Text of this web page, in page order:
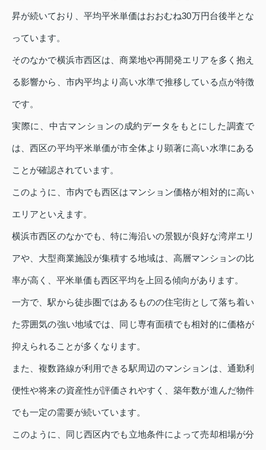
昇が続いており、平均平米単価はおおむね30万円台後半とな
っています。
そのなかで横浜市西区は、商業地や再開発エリアを多く抱え
る影響から、市内平均より高い水準で推移している点が特徴
です。
実際に、中古マンションの成約データをもとにした調査で
は、西区の平均平米単価が市全体より顕著に高い水準にある
ことが確認されています。
このように、市内でも西区はマンション価格が相対的に高い
エリアといえます。
横浜市西区のなかでも、特に海沿いの景観が良好な湾岸エリ
アや、大型商業施設が集積する地域は、高層マンションの比
率が高く、平米単価も西区平均を上回る傾向があります。
一方で、駅から徒歩圏ではあるものの住宅街として落ち着い
た雰囲気の強い地域では、同じ専有面積でも相対的に価格が
抑えられることが多くなります。
また、複数路線が利用できる駅周辺のマンションは、通勤利
便性や将来の資産性が評価されやすく、築年数が進んだ物件
でも一定の需要が続いています。
このように、同じ西区内でも立地条件によって売却相場が分